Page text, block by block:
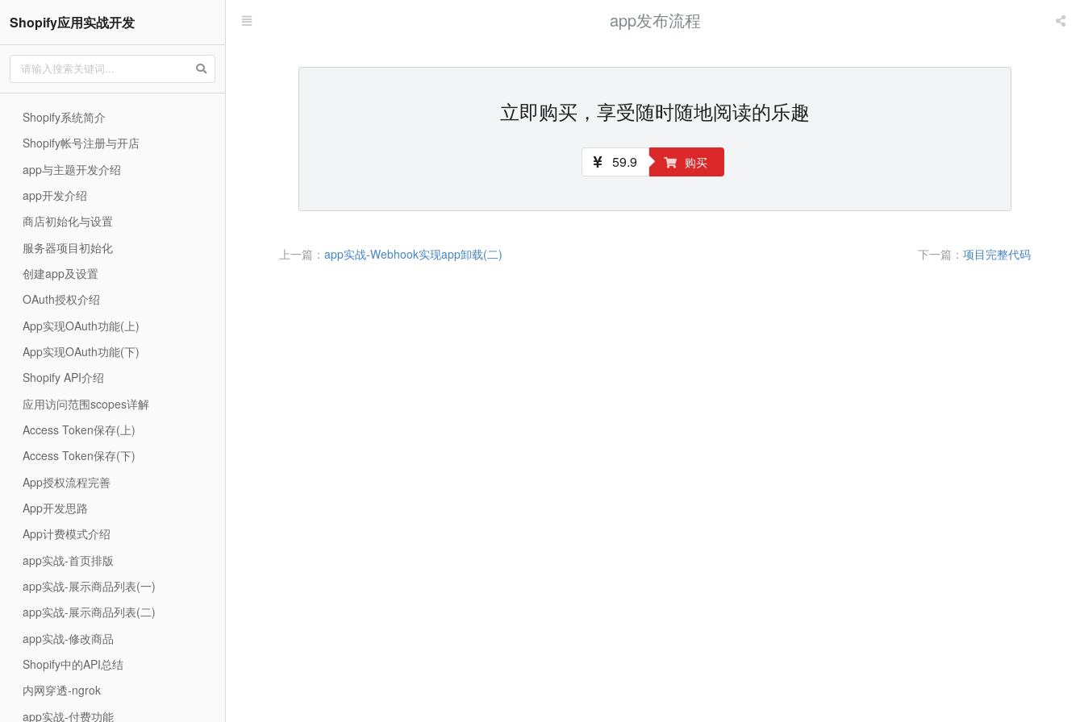
Shopify应用实战开发
Shopify系统简介
Shopify帐号注册与开店
app与主题开发介绍
app开发介绍
商店初始化与设置
服务器项目初始化
创建app及设置
OAuth授权介绍
App实现OAuth功能(上)
App实现OAuth功能(下)
Shopify API介绍
应用访问范围scopes详解
Access Token保存(上)
Access Token保存(下)
App授权流程完善
App开发思路
App计费模式介绍
app实战-首页排版
app实战-展示商品列表(一)
app实战-展示商品列表(二)
app实战-修改商品
Shopify中的API总结
内网穿透-ngrok
app实战-付费功能
app发布流程
立即购买，享受随时随地阅读的乐趣
59.9 购买
上一篇： app实战-Webhook实现app卸载(二) 下一篇： 项目完整代码